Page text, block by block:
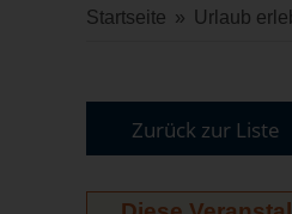
Startseite » Urlaub
Zurück zur Liste